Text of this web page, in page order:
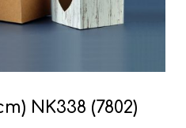
ΝΚ338 (7802)